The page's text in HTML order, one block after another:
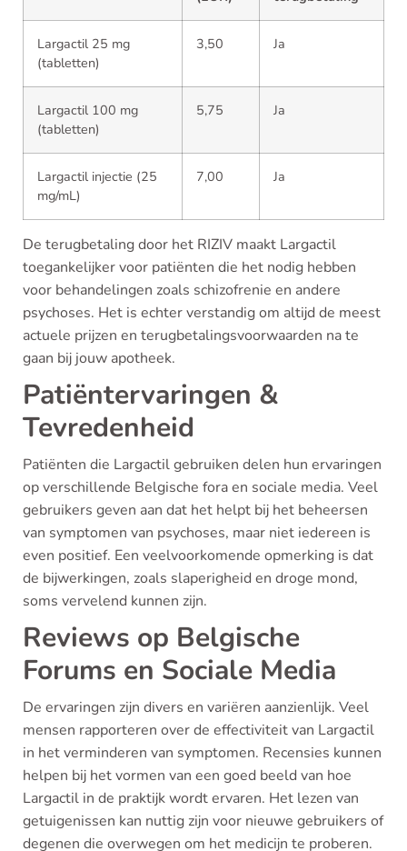
Largactil 25 mg
(tabletten)
3,50 Ja
Largactil 100 mg
(tabletten)
5,75 Ja
Largactil injectie (25
mg/mL)
7,00 Ja
De terugbetaling door het RIZIV maakt Largactil
toegankelijker voor patiënten die het nodig hebben
voor behandelingen zoals schizofrenie en andere
psychoses. Het is echter verstandig om altijd de meest
actuele prijzen en terugbetalingsvoorwaarden na te
gaan bij jouw apotheek.
Patiëntervaringen &
Tevredenheid
Patiënten die Largactil gebruiken delen hun ervaringen
op verschillende Belgische fora en sociale media. Veel
gebruikers geven aan dat het helpt bij het beheersen
van symptomen van psychoses, maar niet iedereen is
even positief. Een veelvoorkomende opmerking is dat
de bijwerkingen, zoals slaperigheid en droge mond,
soms vervelend kunnen zijn.
Reviews op Belgische
Forums en Sociale Media
De ervaringen zijn divers en variëren aanzienlijk. Veel
mensen rapporteren over de effectiviteit van Largactil
in het verminderen van symptomen. Recensies kunnen
helpen bij het vormen van een goed beeld van hoe
Largactil in de praktijk wordt ervaren. Het lezen van
getuigenissen kan nuttig zijn voor nieuwe gebruikers of
degenen die overwegen om het medicijn te proberen.